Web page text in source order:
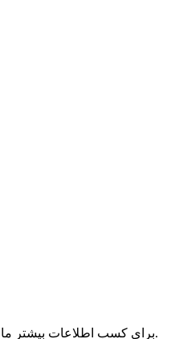
برای کسب اطلاعات بیشتر ما را در شبکه‌های اجتماعی دنبال کنید.